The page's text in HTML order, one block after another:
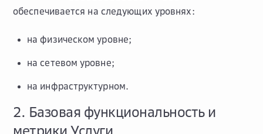
обеспечивается на следующих уровнях:
на физическом уровне;
на сетевом уровне;
на инфраструктурном.
2. Базовая функциональность и
метрики Услуги